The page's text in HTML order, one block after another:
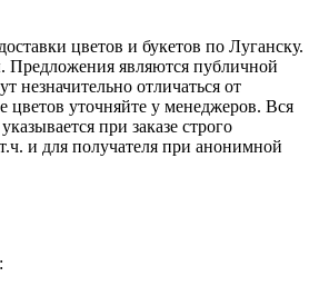
цветов и букетов по Луганску.
Предложения являются публичной
незначительно отличаться от
цветов уточняйте у менеджеров. Вся
при заказе строго
и для получателя при анонимной